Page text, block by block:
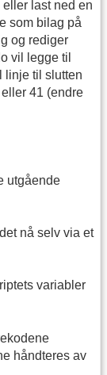
last ned en
som bilag på
og rediger
vil legge til
linje til slutten
41 (endre
utgående
nå selv via et
variabler
håndteres av